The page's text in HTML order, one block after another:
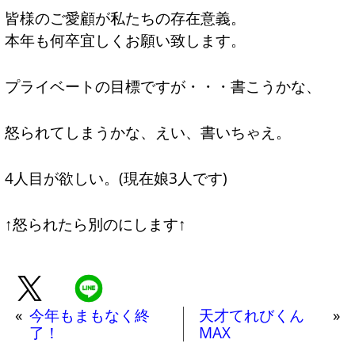
皆様のご愛顧が私たちの存在意義。
本年も何卒宜しくお願い致します。
プライベートの目標ですが・・・書こうかな、
怒られてしまうかな、えい、書いちゃえ。
4人目が欲しい。(現在娘3人です)
↑怒られたら別のにします↑
« 今年もまもなく終
了！
天才てれびくん
MAX
»